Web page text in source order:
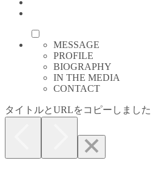
MESSAGE
PROFILE
BIOGRAPHY
IN THE MEDIA
CONTACT
タイトルとURLをコピーしました